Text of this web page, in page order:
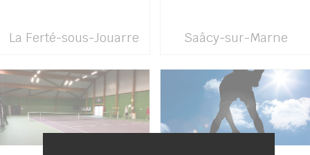
La Ferté-sous-Jouarre Saâcy-sur-Marne